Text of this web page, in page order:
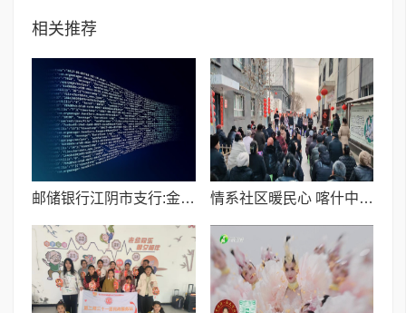
相关推荐
邮储银行江阴市支行:金融为民守初心 知识普及护权益 情系社区暖民心 喀什中程国际党支部开展慰问困难群众活动